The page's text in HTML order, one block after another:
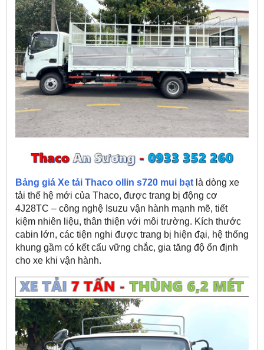
Bảng giá Xe tải Thaco ollin s720 mui bạt là dòng xe
tải thế hệ mới của Thaco, được trang bị động cơ
4J28TC – công nghệ Isuzu vận hành mạnh mẽ, tiết
kiệm nhiên liệu, thân thiện với môi trường. Kích thước
cabin lớn, các tiện nghi được trang bị hiện đại, hệ thống
khung gầm có kết cấu vững chắc, gia tăng độ ổn định
cho xe khi vận hành.